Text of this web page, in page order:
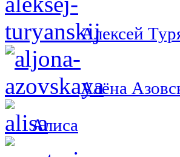
Алексей
Алёна
Алиса